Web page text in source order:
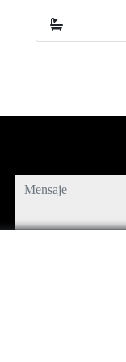
mensaje